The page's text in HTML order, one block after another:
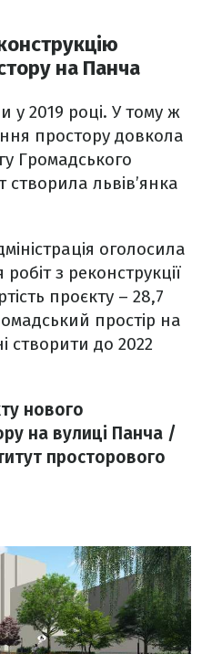
на Панча
у 2019 році. У тому ж
простору довкола
Громадського
львів’янка
оголосила
з реконструкції
проєкту – 28,7
простір на
створити до 2022
нового
на вулиці Панча /
просторового